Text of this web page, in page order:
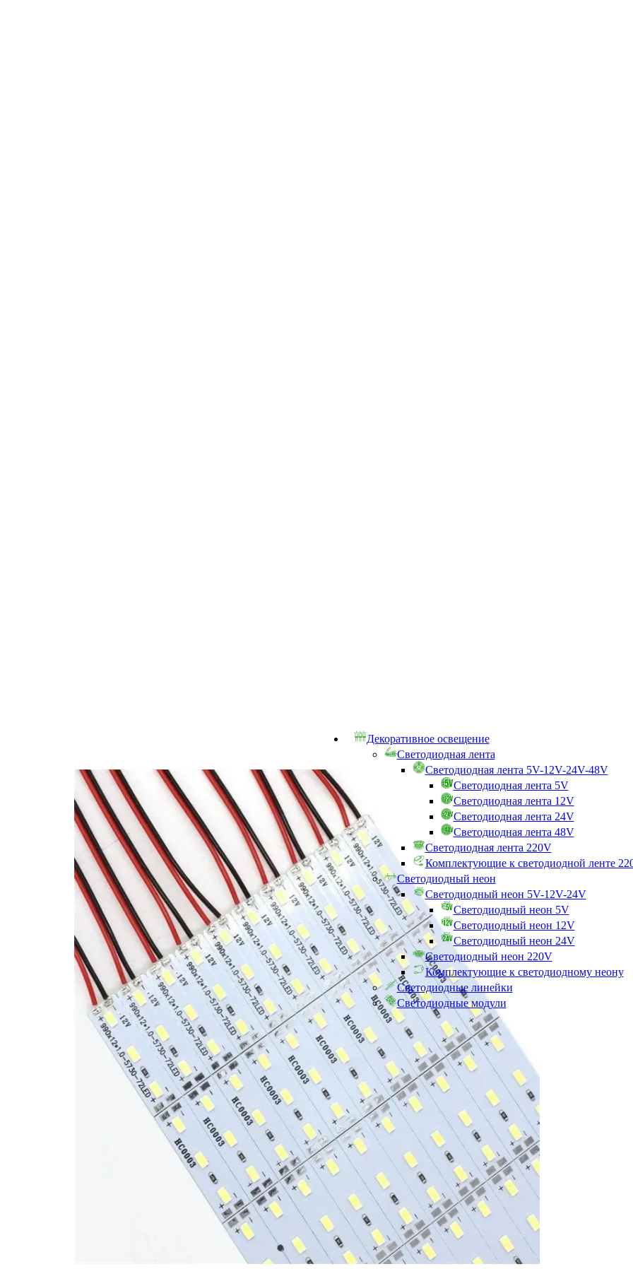
Декоративное освещение
Светодиодная лента
Светодиодная лента 5V-12V-24V-48V
Светодиодная лента 5V
Светодиодная лента 12V
Светодиодная лента 24V
Светодиодная лента 48V
Светодиодная лента 220V
Комплектующие к светодиодной ленте
Светодиодный неон
Светодиодный неон 5V-12V-24V
Светодиодный неон 5V
Светодиодный неон 12V
Светодиодный неон 24V
Светодиодный неон 220V
Комплектующие к светодиодному неону
Светодиодные линейки
Светодиодные модули